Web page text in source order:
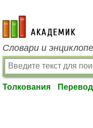
academic.ru
Словари и
Толкования